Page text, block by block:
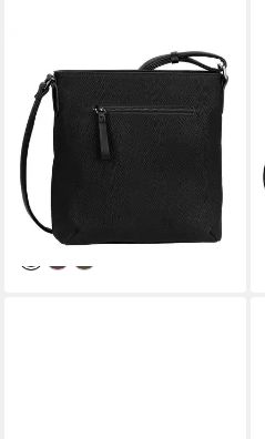
Umhängetasche Wanda, aus
leicht genarbtem Lederimitat
mit Schlangenstruktur und
Ziernähten
31,21 €
69,99 €
-55%
lieferbar - in 1-2 Werktagen bei dir